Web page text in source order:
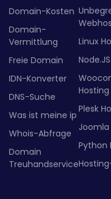
Domain-Kosten
Domain-
Vermittlung
Freie Domain
IDN-Konverter
DNS-Suche
Was ist meine ip
Whois-Abfrage
Domain
Treuhandservice
Linux
Hosting
Plesk
Joomla
Python